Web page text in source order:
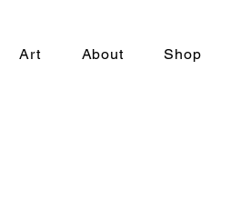
Art About Shop